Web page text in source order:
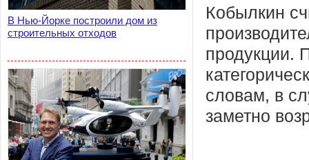
В Нью-Йорке построили дом из
строительных отходов
Кобылкин
продукции.
словам, в
заметно